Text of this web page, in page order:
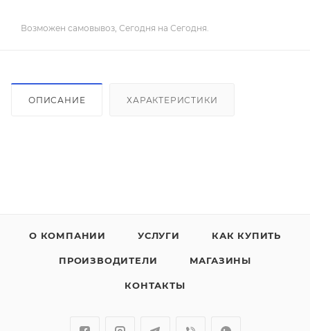
Возможен самовывоз, Сегодня на Сегодня.
ОПИСАНИЕ ХАРАКТЕРИСТИКИ
О КОМПАНИИ УСЛУГИ КАК КУПИТЬ
ПРОИЗВОДИТЕЛИ МАГАЗИНЫ
КОНТАКТЫ